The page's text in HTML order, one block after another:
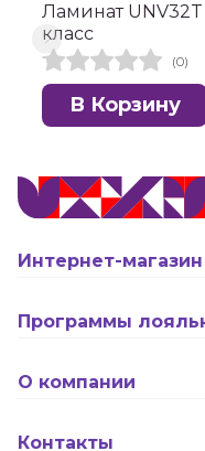
Ламинат
класс
(0)
В Корзину
Интернет-магазин
Программы
О компании
Контакты